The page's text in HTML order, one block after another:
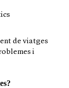
de viatges
i